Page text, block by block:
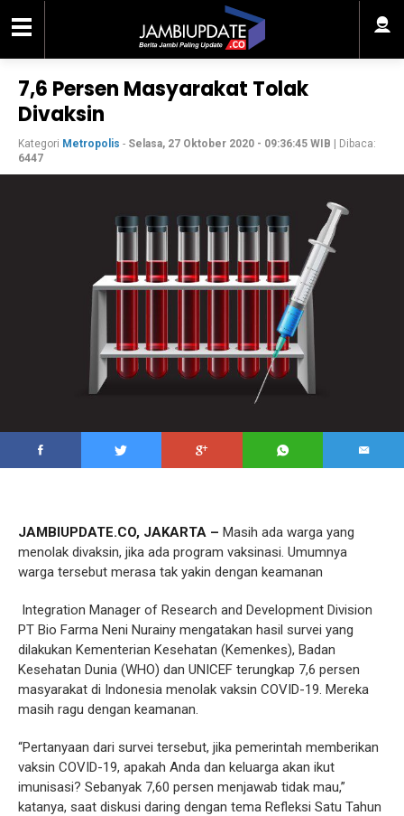
7,6 Persen Masyarakat Tolak
Divaksin
Kategori Metropolis - Selasa, 27 Oktober 2020 - 09:36:45 WIB | Dibaca:
6447
JAMBIUPDATE.CO, JAKARTA – Masih ada warga yang
menolak divaksin, jika ada program vaksinasi. Umumnya
warga tersebut merasa tak yakin dengan keamanan
Integration Manager of Research and Development Division
PT Bio Farma Neni Nurainy mengatakan hasil survei yang
dilakukan Kementerian Kesehatan (Kemenkes), Badan
Kesehatan Dunia (WHO) dan UNICEF terungkap 7,6 persen
masyarakat di Indonesia menolak vaksin COVID-19. Mereka
masih ragu dengan keamanan.
“Pertanyaan dari survei tersebut, jika pemerintah memberikan
vaksin COVID-19, apakah Anda dan keluarga akan ikut
imunisasi? Sebanyak 7,60 persen menjawab tidak mau,”
katanya, saat diskusi daring dengan tema Refleksi Satu Tahun